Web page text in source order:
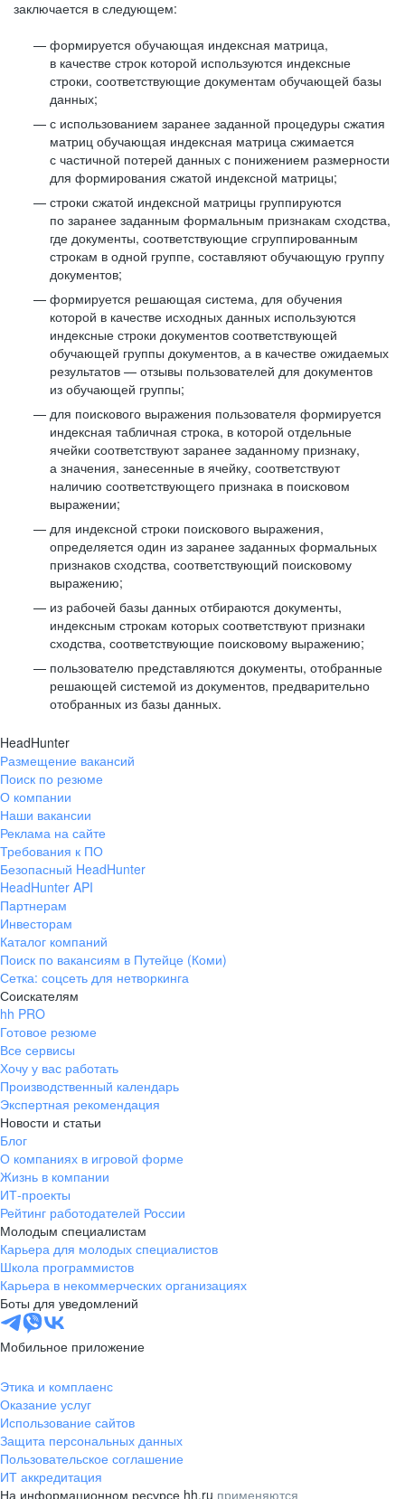
заключается в следующем:
формируется обучающая индексная матрица,
в качестве строк которой используются индексные
строки, соответствующие документам обучающей базы
данных;
с использованием заранее заданной процедуры сжатия
матриц обучающая индексная матрица сжимается
с частичной потерей данных с понижением размерности
для формирования сжатой индексной матрицы;
строки сжатой индексной матрицы группируются
по заранее заданным формальным признакам сходства,
где документы, соответствующие сгруппированным
строкам в одной группе, составляют обучающую группу
документов;
формируется решающая система, для обучения
которой в качестве исходных данных используются
индексные строки документов соответствующей
обучающей группы документов, а в качестве ожидаемых
результатов — отзывы пользователей для документов
из обучающей группы;
для поискового выражения пользователя формируется
индексная табличная строка, в которой отдельные
ячейки соответствуют заранее заданному признаку,
а значения, занесенные в ячейку, соответствуют
наличию соответствующего признака в поисковом
выражении;
для индексной строки поискового выражения,
определяется один из заранее заданных формальных
признаков сходства, соответствующий поисковому
выражению;
из рабочей базы данных отбираются документы,
индексным строкам которых соответствуют признаки
сходства, соответствующие поисковому выражению;
пользователю представляются документы, отобранные
решающей системой из документов, предварительно
отобранных из базы данных.
HeadHunter
Размещение вакансий
Поиск по резюме
О компании
Наши вакансии
Реклама на сайте
Требования к ПО
Безопасный HeadHunter
HeadHunter API
Партнерам
Инвесторам
Каталог компаний
Поиск по вакансиям в Путейце (Коми)
Сетка: соцсеть для нетворкинга
Соискателям
hh PRO
Готовое резюме
Все сервисы
Хочу у вас работать
Производственный календарь
Экспертная рекомендация
Новости и статьи
Блог
О компаниях в игровой форме
Жизнь в компании
ИТ-проекты
Рейтинг работодателей России
Молодым специалистам
Карьера для молодых специалистов
Школа программистов
Карьера в некоммерческих организациях
Боты для уведомлений
Мобильное приложение
Этика и комплаенс
Оказание услуг
Использование сайтов
Защита персональных данных
Пользовательское соглашение
ИТ аккредитация
На информационном ресурсе hh.ru применяются